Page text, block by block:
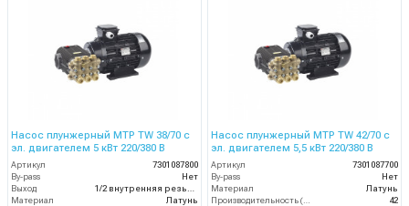
Насос плунжерный MTP TW 38/70 с
эл. двигателем 5 кВт 220/380 В
Артикул
7301087800
By-pass
Нет
Выход
Материал
Латунь
Насос плунжерный MTP TW 42/70 с
эл. двигателем 5,5 кВт 220/380 В
Артикул
7301087700
By-pass
Нет
Материал
Латунь
42